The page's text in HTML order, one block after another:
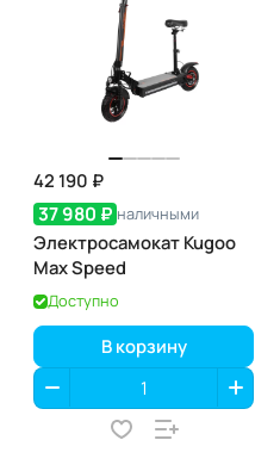
42 190 ₽
37 980 ₽ наличными
Электросамокат Kugoo
Max Speed
Доступно
В корзину